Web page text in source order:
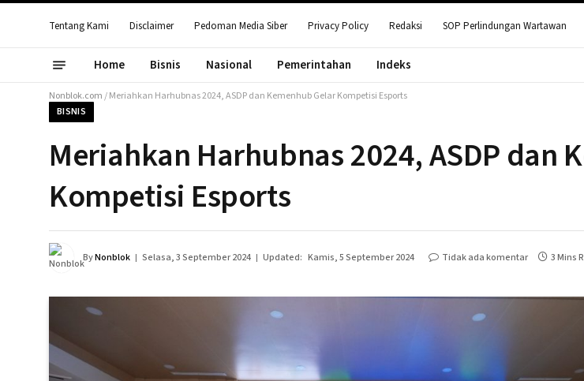
Tentang Kami Disclaimer Pedoman Media Siber Privacy Policy Redaksi SOP Perlindungan Wartawan
Home Bisnis Nasional Pemerintahan Indeks
Nonblok.com/Meriahkan Harhubnas 2024, ASDP dan Kemenhub Gelar Kompetisi Esports
BISNIS
Meriahkan Harhubnas 2024, ASDP dan
Kompetisi Esports
ByNonblok Selasa, 3 September 2024 Updated: Kamis, 5 September 2024 Tidak ada komentar 3 Mins